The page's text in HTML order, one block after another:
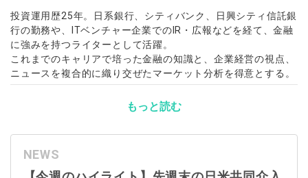
投資運用歴25年。日系銀行、シティバンク、日興シティ信託銀
行の勤務や、ITベンチャー企業でのIR・広報などを経て、金融
に強みを持つライターとして活躍。
これまでのキャリアで培った金融の知識と、企業経営の視点、
ニュースを複合的に織り交ぜたマーケット分析を得意とする。
もっと読む
NEWS